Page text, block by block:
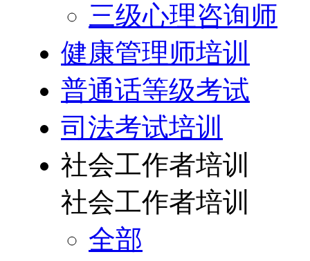
三级心理咨询师
健康管理师培训
普通话等级考试
司法考试培训
社会工作者培训
社会工作者培训
全部